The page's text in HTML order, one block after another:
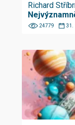
Richard
24779 31.